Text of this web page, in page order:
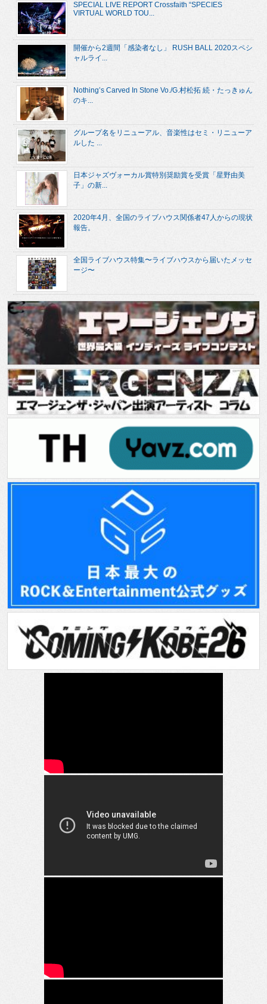
SPECIAL LIVE REPORT Crossfaith “SPECIES
VIRTUAL WORLD TOU...
開催から2週間「感染者なし」 RUSH BALL 2020スペシ
ャルライ...
Nothing’s Carved In Stone Vo./G.村松拓 続・たっきゅん
のキ...
グループ名をリニューアル、音楽性はセミ・リニューア
ルした ...
日本ジャズヴォーカル賞特別奨励賞を受賞「星野由美
子」の新...
2020年4月、全国のライブハウス関係者47人からの現状
報告。
全国ライブハウス特集〜ライブハウスから届いたメッセ
ージ〜